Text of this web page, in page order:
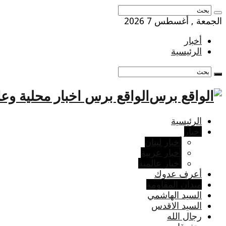
الجمعة , أغسطس 7 2026
أخبار
الرئيسية
الواقع برس اخبار محلية
الرئيسية
أخبار
أخبار لبنان
أخبار عربية
أخبار عالمية
أعرف عدوك
ميدان المقاومة
السيد الهاشمي
السيد الاقدس
رجال الله